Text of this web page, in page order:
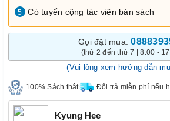
5 Có tuyển cộng tác viên bán sách
Gọi đặt mua:
(thứ 2 đến thứ 7 | 8:00 -
(Vui lòng xem hướng dẫn
100% Sách thật Đổi trả miễn phí nếu
Kyung Hee